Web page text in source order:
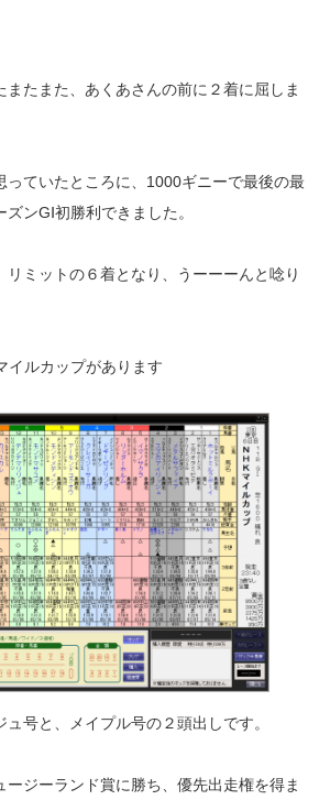
またまた、あくあさんの前に２着に屈しま
っていたところに、1000ギニーで最後の最
ンGⅠ初勝利できました。
リミットの６着となり、うーーーんと唸り
イルカップがあります
号と、メイプル号の２頭出しです。
ージーランド賞に勝ち、優先出走権を得ま